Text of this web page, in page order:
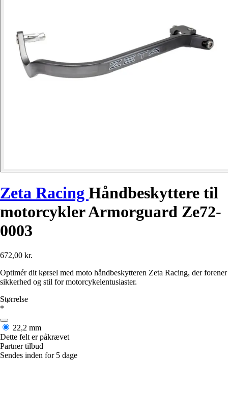
Zeta Racing Håndbeskyttere til
motorcykler Armorguard Ze72-
0003
672,00 kr.
Optimér dit kørsel med moto håndbeskytteren Zeta Racing, der forener
sikkerhed og stil for motorcykelentusiaster.
Størrelse
*
22,2 mm
Dette felt er påkrævet
Partner tilbud
Sendes inden for 5 dage